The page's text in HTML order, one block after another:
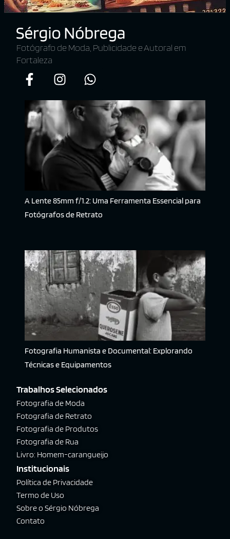
Fotógrafo de Moda, Publicidade e Autoral em
Fortaleza
A Lente 85mm f/1.2: Uma Ferramenta Essencial para
Fotógrafos de Retrato
Fotografia Humanista e Documental: Explorando
Técnicas e Equipamentos
Trabalhos Selecionados
Fotografia de Moda
Fotografia de Retrato
Fotografia de Produtos
Fotografia de Rua
Livro: Homem-carangueijo
Institucionais
Política de Privacidade
Termo de Uso
Sobre o Sérgio Nóbrega
Contato